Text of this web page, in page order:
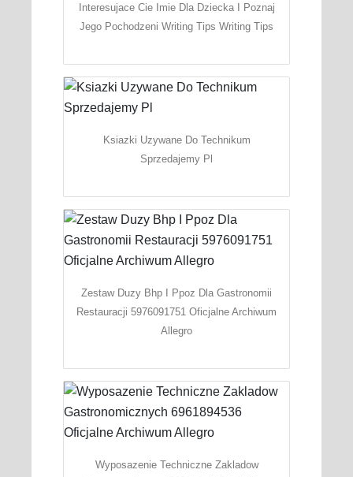
Interesujace Cie Imie Dla Dziecka I Poznaj
Jego Pochodzeni Writing Tips Writing Tips
Ksiazki Uzywane Do Technikum
Sprzedajemy Pl
Zestaw Duzy Bhp I Ppoz Dla Gastronomii
Restauracji 5976091751 Oficjalne Archiwum
Allegro
Wyposazenie Techniczne Zakladow